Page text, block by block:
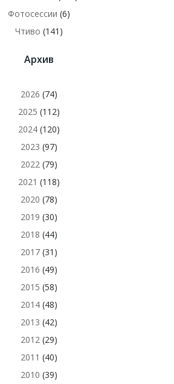
Фотосессии (6)
Чтиво (141)
Архив
2026 (74)
2025 (112)
2024(120)
2023 (97)
2022(79)
2021 (118)
2020 (78)
2019 (30)
2018 (44)
2017(31)
2016 (49)
2015 (58)
2014(48)
2013 (42)
2012(29)
2011 (40)
2010 (39)